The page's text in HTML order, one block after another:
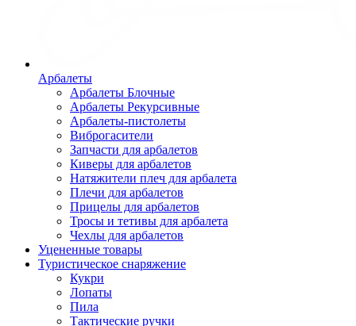
Арбалеты
Арбалеты Блочные
Арбалеты Рекурсивные
Арбалеты-пистолеты
Виброгасители
Запчасти для арбалетов
Киверы для арбалетов
Натяжители плеч для арбалета
Плечи для арбалетов
Прицелы для арбалетов
Тросы и тетивы для арбалета
Чехлы для арбалетов
Уцененные товары
Туристическое снаряжение
Кукри
Лопаты
Пила
Тактические ручки